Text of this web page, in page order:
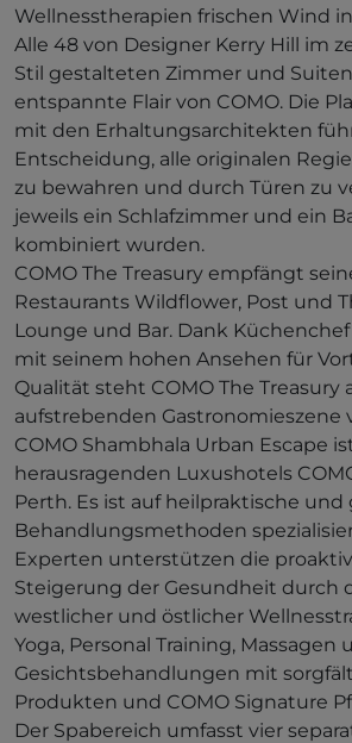
Wellnesstherapien frischen Wind
Alle 48 von Designer Kerry Hill im
Stil gestalteten Zimmer und
entspannte Flair von COMO. Die
mit den Erhaltungsarchitekten
Entscheidung, alle originalen
zu bewahren und durch Türen zu
jeweils ein Schlafzimmer und ein
kombiniert wurden.
COMO The Treasury empfängt
Restaurants Wildflower, Post und
Lounge und Bar. Dank
mit seinem hohen Ansehen für
Qualität steht COMO The Treasury
aufstrebenden Gastronomieszene
COMO Shambhala Urban Escape
herausragenden Luxushotels
Perth. Es ist auf heilpraktische
Behandlungsmethoden
Experten unterstützen die
Steigerung der Gesundheit durch
westlicher und östlicher
Yoga, Personal Training, Massagen
Gesichtsbehandlungen mit
Produkten und COMO Signature
Der Spabereich umfasst vier